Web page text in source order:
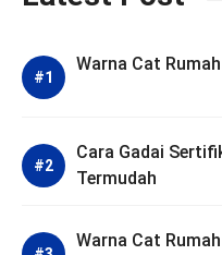
Warna Cat
Cara Gadai
Termudah
Warna Cat